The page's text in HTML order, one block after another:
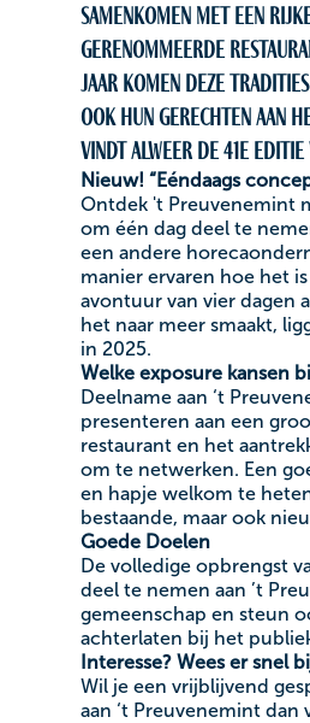
samenkomen met een
gerenommeerde
jaar komen deze
ook hun gerechten aan
vindt alweer de 41e
Nieuw! “Eéndaags
Ontdek 't Preuvenemint
om één dag deel te
een andere
manier ervaren hoe het
avontuur van vier dagen
het naar meer smaakt,
in 2025.
Welke exposure kansen
Deelname aan ‘t
presenteren aan een
restaurant en het
om te netwerken. Een
en hapje welkom te
bestaande, maar ook
Goede Doelen
De volledige opbrengst
deel te nemen aan ’t
gemeenschap en steun
achterlaten bij het
Interesse? Wees er snel
Wil je een vrijblijvend
aan ‘t Preuvenemint